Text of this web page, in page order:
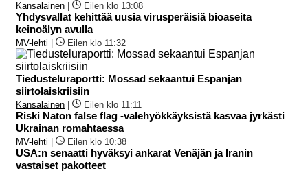
Kansalainen Eilen klo 13:08
Yhdysvallat kehittää uusia virusperäisiä bioaseita
keinoälyn avulla
MV-lehti Eilen klo 11:32
Tiedusteluraportti: Mossad sekaantui Espanjan
siirtolaiskriisiin
Kansalainen Eilen klo 11:11
Riski Naton false flag -valehyökkäyksistä kasvaa jyrkästi
Ukrainan romahtaessa
MV-lehti Eilen klo 10:38
USA:n senaatti hyväksyi ankarat Venäjän ja Iranin
vastaiset pakotteet